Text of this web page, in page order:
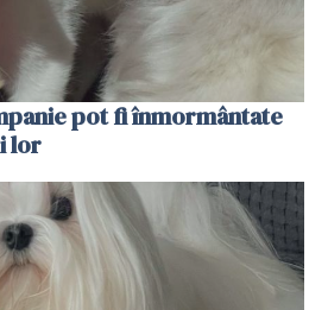
pot fi înmormântate
lor